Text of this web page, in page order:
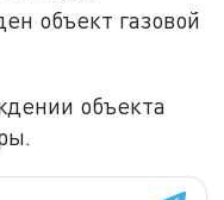
объект газовой
объекта